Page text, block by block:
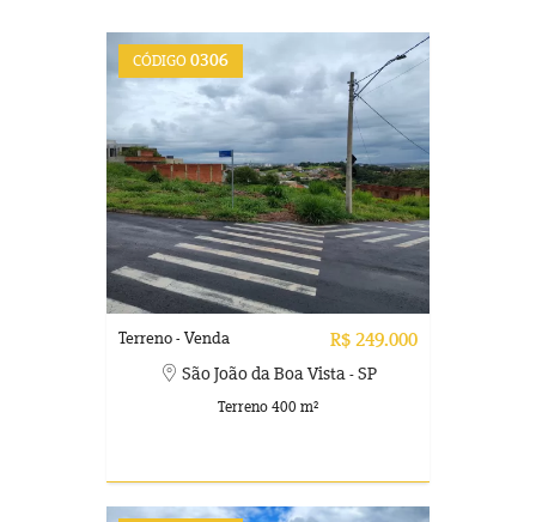
CÓDIGO 0306
Terreno - Venda R$ 249.000
São João da Boa Vista - SP
Terreno 400 m²